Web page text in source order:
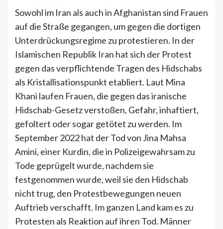
Sowohl im Iran als auch in Afghanistan sind Frauen
auf die Straße gegangen, um gegen die dortigen
Unterdrückungsregime zu protestieren. In der
Islamischen Republik Iran hat sich der Protest
gegen das verpflichtende Tragen des Hidschabs
als Kristallisationspunkt etabliert. Laut Mina
Khani laufen Frauen, die gegen das iranische
Hidschab-Gesetz verstoßen, Gefahr, inhaftiert,
gefoltert oder sogar getötet zu werden. Im
September 2022 hat der Tod von Jina Mahsa
Amini, einer Kurdin, die in Polizeigewahrsam zu
Tode geprügelt wurde, nachdem sie
festgenommen wurde, weil sie den Hidschab
nicht trug, den Protestbewegungen neuen
Auftrieb verschafft. Im ganzen Land kam es zu
Protesten als Reaktion auf ihren Tod. Männer